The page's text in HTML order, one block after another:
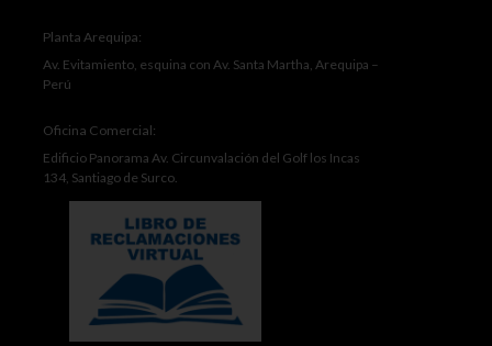
Planta Arequipa:
Av. Evitamiento, esquina con Av. Santa Martha, Arequipa –
Perú
Oficina Comercial:
Edificio Panorama Av. Circunvalación del Golf los Incas
134, Santiago de Surco.